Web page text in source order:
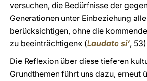
versuchen, die Bedürfnisse der
Generationen unter Einbeziehung
berücksichtigen, ohne die
zu beeinträchtigen« (Laudato si’,
Die Reflexion über diese tieferen
Grundthemen führt uns dazu, erneut